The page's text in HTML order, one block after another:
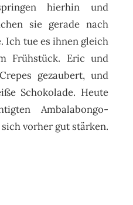
hierhin und
sie gerade nach
Ich tue es ihnen gleich
Frühstück. Eric und
gezaubert, und
Schokolade. Heute
Ambalabongo-
vorher gut stärken.